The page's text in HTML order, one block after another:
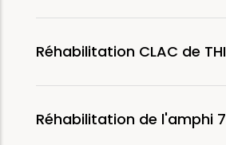
Réhabilitation CLAC de
Réhabilitation de l'amphi 7